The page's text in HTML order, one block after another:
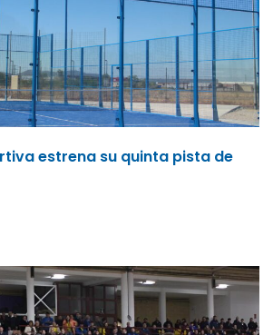
estrena su quinta pista de